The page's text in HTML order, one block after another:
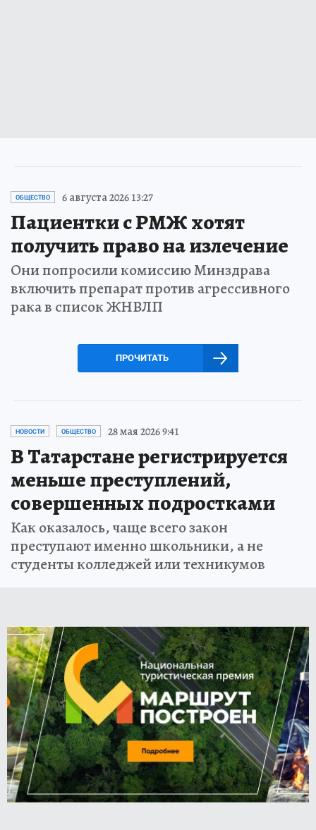
ОБЩЕСТВО 6 августа 2026 13:27
Пациентки с РМЖ хотят
получить право на излечение
Они попросили комиссию Минздрава
включить препарат против агрессивного
рака в список ЖНВЛП
ПРОЧИТАТЬ
НОВОСТИ ОБЩЕСТВО 28 мая 2026 9:41
В Татарстане регистрируется
меньше преступлений,
совершенных подростками
Как оказалось, чаще всего закон
преступают именно школьники, а не
студенты колледжей или техникумов